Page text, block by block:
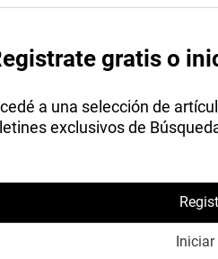
gratis o
a una selección de
exclusivos de
Iniciar